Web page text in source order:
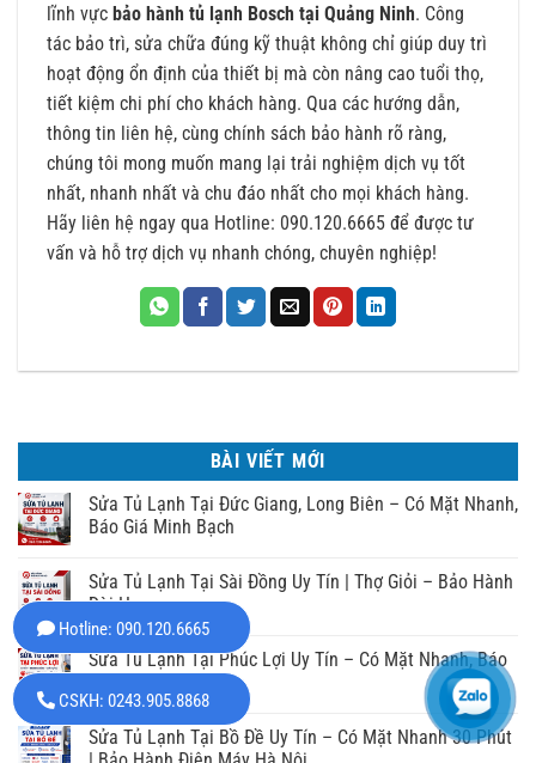
lĩnh vực bảo hành tủ lạnh Bosch tại Quảng Ninh. Công
tác bảo trì, sửa chữa đúng kỹ thuật không chỉ giúp duy trì
hoạt động ổn định của thiết bị mà còn nâng cao tuổi thọ,
tiết kiệm chi phí cho khách hàng. Qua các hướng dẫn,
thông tin liên hệ, cùng chính sách bảo hành rõ ràng,
chúng tôi mong muốn mang lại trải nghiệm dịch vụ tốt
nhất, nhanh nhất và chu đáo nhất cho mọi khách hàng.
Hãy liên hệ ngay qua Hotline: 090.120.6665 để được tư
vấn và hỗ trợ dịch vụ nhanh chóng, chuyên nghiệp!
BÀI VIẾT MỚI
Sửa Tủ Lạnh Tại Đức Giang, Long Biên – Có Mặt Nhanh,
Báo Giá Minh Bạch
Sửa Tủ Lạnh Tại Sài Đồng Uy Tín | Thợ Giỏi – Bảo Hành
Dài Hạn
Sửa Tủ Lạnh Tại Phúc Lợi Uy Tín – Có Mặt Nhanh, Báo
Sửa Tủ Lạnh Tại Bồ Đề Uy Tín – Có Mặt Nhanh 30 Phút
Hotline: 090.120.6665
CSKH: 0243.905.8868